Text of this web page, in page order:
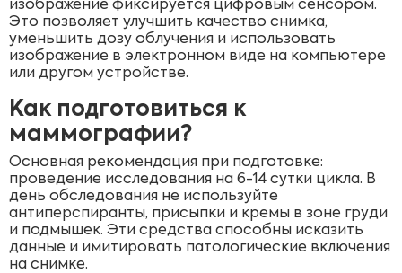
изображение фиксируется цифровым сенсором.
Это позволяет улучшить качество снимка,
уменьшить дозу облучения и использовать
изображение в электронном виде на компьютере
или другом устройстве.
Как подготовиться к
маммографии?
Основная рекомендация при подготовке:
проведение исследования на 6-14 сутки цикла. В
день обследования не используйте
антиперспиранты, присыпки и кремы в зоне груди
и подмышек. Эти средства способны исказить
данные и имитировать патологические включения
на снимке.